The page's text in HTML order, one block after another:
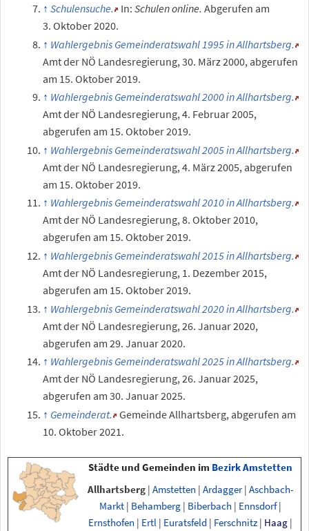
Schulensuche.
In: Schulen online. Abgerufen am
3. Oktober 2020.
Wahlergebnis Gemeinderatswahl 1995 in Allhartsberg.
Amt der NÖ Landesregierung, 30. März 2000, abgerufen
am 15. Oktober 2019.
Wahlergebnis Gemeinderatswahl 2000 in Allhartsberg.
Amt der NÖ Landesregierung,4. Februar 2005,
abgerufen am 15. Oktober 2019.
Wahlergebnis Gemeinderatswahl 2005 in Allhartsberg.
Amt der NÖ Landesregierung, 4. März 2005, abgerufen
am 15. Oktober 2019.
Wahlergebnis Gemeinderatswahl 2010 in Allhartsberg.
Amt der NÖ Landesregierung,8. Oktober 2010,
abgerufen am 15. Oktober 2019.
Wahlergebnis Gemeinderatswahl 2015 in Allhartsberg.
Amt der NÖ Landesregierung, 1. Dezember 2015,
abgerufen am 15. Oktober 2019.
Wahlergebnis Gemeinderatswahl 2020 in Allhartsberg.
Amt der NÖ Landesregierung, 26. Januar 2020,
abgerufen am 29. Januar 2020.
Wahlergebnis Gemeinderatswahl 2025 in Allhartsberg.
Amt der NÖ Landesregierung,26. Januar 2025,
abgerufen am 30. Januar 2025.
Gemeinderat.
Gemeinde Allhartsberg, abgerufen am
10. Oktober 2021 .
Städte und Gemeinden im Bezirk Amstetten
Allhartsberg | Amstetten | Ardagger | Aschbach-
Markt | Behamberg | Biberbach | Ennsdorf |
Ernsthofen | Ertl | Euratsfeld | Ferschnitz | Haag |